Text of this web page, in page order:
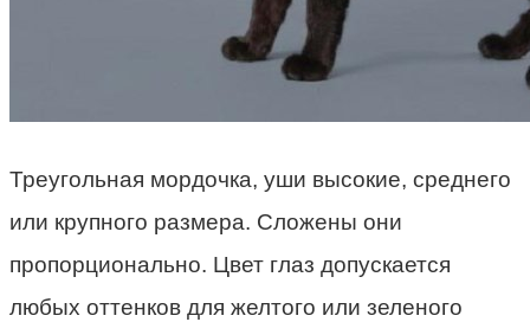
Треугольная мордочка, уши высокие, среднего
или крупного размера. Сложены они
пропорционально. Цвет глаз допускается
любых оттенков для желтого или зеленого